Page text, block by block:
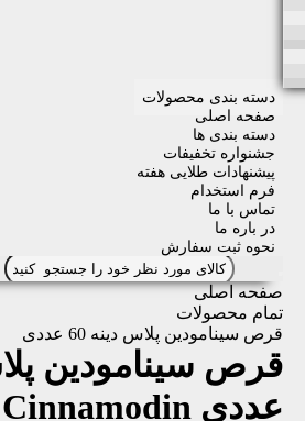
دسته بندی محصولات
صفحه اصلی
دسته بندی ها
جشنواره تخفیفات
پیشنهادات طلایی هفته
فرم استخدام
تماس با ما
در باره ما
نحوه ثبت سفارش
صفحه اصلی
تمام محصولات
قرص سینامودین پلاس دینه 60 عددی
عددی